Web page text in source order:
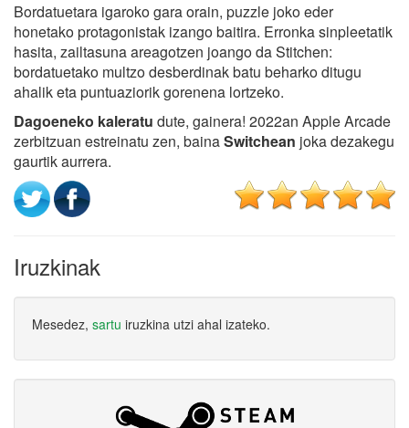
Bordatuetara igaroko gara orain, puzzle joko eder
honetako protagonistak izango baitira. Erronka sinpleetatik
hasita, zailtasuna areagotzen joango da Stitchen:
bordatuetako multzo desberdinak batu beharko ditugu
ahalik eta puntuaziorik gorenena lortzeko.
Dagoeneko kaleratu dute, gainera! 2022an Apple Arcade
zerbitzuan estreinatu zen, bainaSwitchean joka dezakegu
gaurtik aurrera.
Iruzkinak
Mesedez, sartu iruzkina utzi ahal izateko.